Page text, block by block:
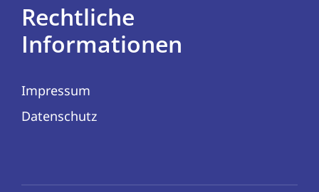
Rechtliche
Informationen
Impressum
Datenschutz